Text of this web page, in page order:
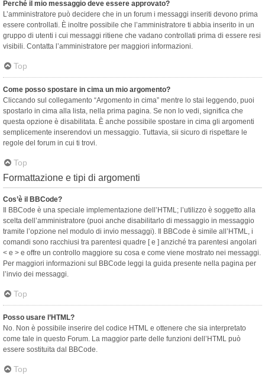
Perché il mio messaggio deve essere approvato?
L’amministratore può decidere che in un forum i messaggi inseriti devono prima
essere controllati. È inoltre possibile che l’amministratore ti abbia inserito in un
gruppo di utenti i cui messaggi ritiene che vadano controllati prima di essere resi
visibili. Contatta l’amministratore per maggiori informazioni.
Top
Come posso spostare in cima un mio argomento?
Cliccando sul collegamento “Argomento in cima” mentre lo stai leggendo, puoi
spostarlo in cima alla lista, nella prima pagina. Se non lo vedi, significa che
questa opzione è disabilitata. È anche possibile spostare in cima gli argomenti
semplicemente inserendovi un messaggio. Tuttavia, sii sicuro di rispettare le
regole del forum in cui ti trovi.
Top
Formattazione e tipi di argomenti
Cos’è il BBCode?
Il BBCode è una speciale implementazione dell’HTML; l’utilizzo è soggetto alla
scelta dell’amministratore (puoi anche disabilitarlo di messaggio in messaggio
tramite l’opzione nel modulo di invio messaggi). Il BBCode è simile all’HTML, i
comandi sono racchiusi tra parentesi quadre [ e ] anziché tra parentesi angolari
< e > e offre un controllo maggiore su cosa e come viene mostrato nei messaggi.
Per maggiori informazioni sul BBCode leggi la guida presente nella pagina per
l’invio dei messaggi.
Top
Posso usare l’HTML?
No. Non è possibile inserire del codice HTML e ottenere che sia interpretato
come tale in questo Forum. La maggior parte delle funzioni dell’HTML può
essere sostituita dal BBCode.
Top